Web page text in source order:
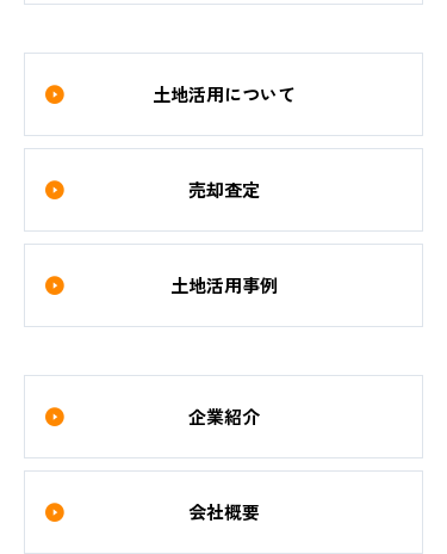
土地活用について
売却査定
土地活用事例
企業紹介
会社概要